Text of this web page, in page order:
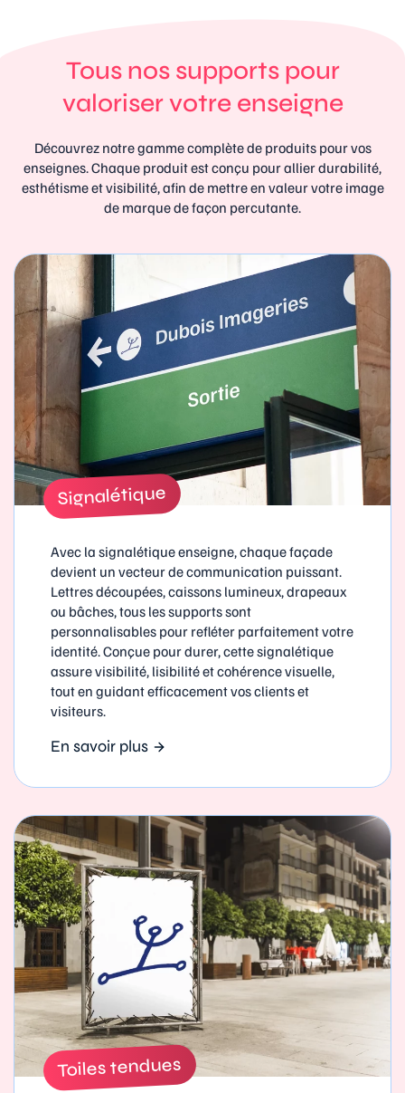
Tous nos supports pour
valoriser votre enseigne
Découvrez notre gamme complète de produits pour vos
enseignes. Chaque produit est conçu pour allier durabilité,
esthétisme et visibilité, afin de mettre en valeur votre image
de marque de façon percutante.
Signalétique
Avec la signalétique enseigne, chaque façade
devient un vecteur de communication puissant.
Lettres découpées, caissons lumineux, drapeaux
ou bâches, tous les supports sont
personnalisables pour refléter parfaitement votre
identité. Conçue pour durer, cette signalétique
assure visibilité, lisibilité et cohérence visuelle,
tout en guidant efficacement vos clients et
visiteurs.
En savoir plus
Toiles tendues